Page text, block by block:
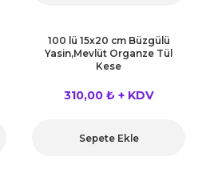
100 lü 15x20 cm Büzgülü
Yasin,Mevlüt Organze Tül
Kese
310,00 ₺ + KDV
Sepete Ekle